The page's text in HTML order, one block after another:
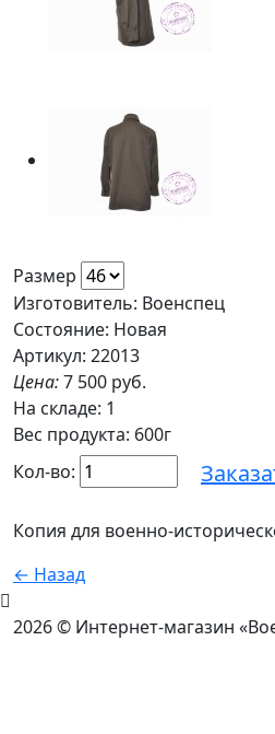
Размер
Изготовитель: Военспец
Состояние: Новая
Артикул: 22013
Цена:7 500 руб.
На складе: 1
Вес продукта: 600г
Кол-во:
Копия для военно-
← Назад
2026 © Интернет-магазин